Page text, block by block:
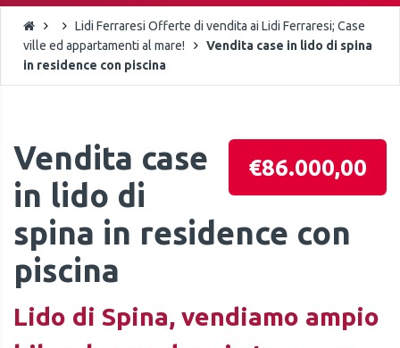
Lidi Ferraresi Offerte di vendita ai Lidi Ferraresi; Case
ville ed appartamenti al mare!
Vendita case in lido di spina
in residence con piscina
€86.000,00
Vendita case
in lido di
spina in residence con
piscina
Lido di Spina, vendiamo ampio